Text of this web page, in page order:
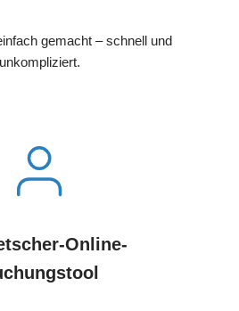
gemacht – schnell und
unkompliziert.
Online-